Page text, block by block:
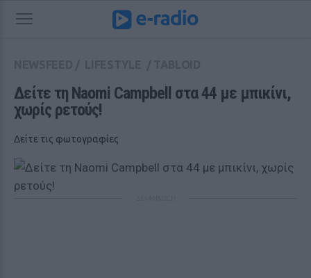
Δείτε τη Naomi Campbell στα 44 με μπικίνι,
χωρίς ρετούς!
Δείτε τις φωτογραφίες